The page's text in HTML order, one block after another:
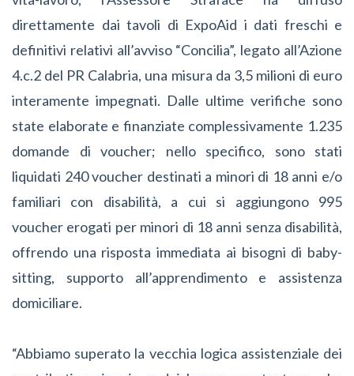
direttamente dai tavoli di ExpoAid i dati freschi e
definitivi relativi all’avviso “Concilia”, legato all’Azione
4.c.2 del PR Calabria, una misura da 3,5 milioni di euro
interamente impegnati. Dalle ultime verifiche sono
state elaborate e finanziate complessivamente 1.235
domande di voucher; nello specifico, sono stati
liquidati 240 voucher destinati a minori di 18 anni e/o
familiari con disabilità, a cui si aggiungono 995
voucher erogati per minori di 18 anni senza disabilità,
offrendo una risposta immediata ai bisogni di baby-
sitting, supporto all’apprendimento e assistenza
domiciliare.
“Abbiamo superato la vecchia logica assistenziale dei